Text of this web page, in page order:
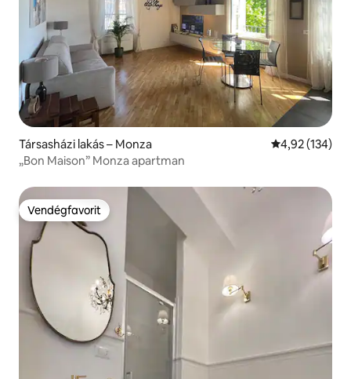
Társasházi lakás – Monza Átlagos
4,92 (134)
„Bon Maison” Monza apartman
Vendégfavorit
Vendégfavorit